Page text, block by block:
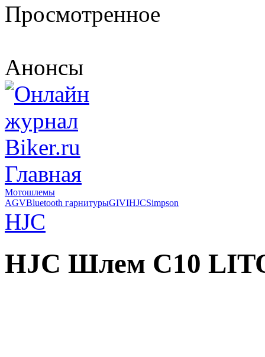
Просмотренное
Анонсы
Главная
Мотошлемы
AGVBluetooth гарнитурыGIVIHJCSimpson
HJC
HJC Шлем C10